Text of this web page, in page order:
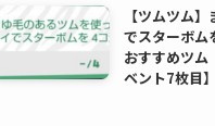
【ツムツム
でスターボム
おすすめツム
ベント7枚目】